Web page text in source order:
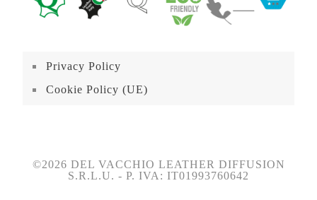
Privacy Policy
Cookie Policy (UE)
©2026 DEL VACCHIO LEATHER DIFFUSION
S.R.L.U. - P. IVA: IT01993760642